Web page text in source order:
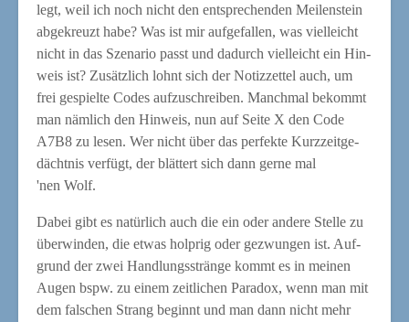
legt, weil ich noch nicht den ent­spre­chen­den Mei­len­stein
abge­kreuzt habe? Was ist mir auf­ge­fal­len, was viel­leicht
nicht in das Sze­na­rio passt und dadurch viel­leicht ein Hin­
weis ist? Zusätz­lich lohnt sich der Notiz­zet­tel auch, um
frei gespiel­te Codes auf­zu­schrei­ben. Manch­mal bekommt
man näm­lich den Hin­weis, nun auf Sei­te X den Code
A7B8 zu lesen. Wer nicht über das per­fek­te Kurz­zeit­ge­
dächt­nis ver­fügt, der blät­tert sich dann ger­ne mal
'nen Wolf.
Dabei gibt es natür­lich auch die ein oder ande­re Stel­le zu
über­win­den, die etwas holp­rig oder gezwun­gen ist. Auf­
grund der zwei Hand­lungs­strän­ge kommt es in mei­nen
Augen bspw. zu einem zeit­li­chen Para­dox, wenn man mit
dem fal­schen Strang beginnt und man dann nicht mehr